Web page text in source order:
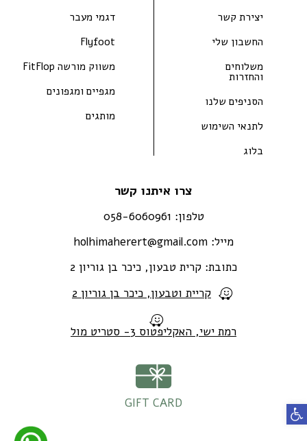
פתח סרגל נגישות
יצירת קשר
החשבון שלי
משלוחים
והחזרות
הסניפים שלנו
לתנאי השימוש
בלוג
דגמי מעבר
Flyfoot
משווק מורשה FitFlop
מגפיים ומגפונים
מותגים
צרו איתנו קשר
טלפון: 058-6060961
מייל: holhimaherert@gmail.com
כתובת: קרית טבעון, כיכר בן גוריון 2
קריית וטבעון, כיכר בן גוריון 2
רמת ישי, האקליפטוס 3- סטריט מול
GIFT CARD